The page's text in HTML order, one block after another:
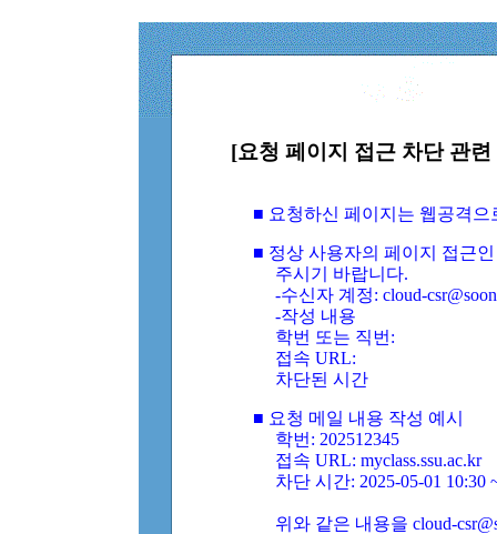
[요청 페이지 접근 차단 관
■ 요청하신 페이지는 웹공격
■ 정상 사용자의 페이지 접근
주시기 바랍니다.
-수신자 계정: cloud-
-작성 내용
학번 또는 직번:
접속 URL:
차단된 시간
■ 요청 메일 내용 작성 예시
학번: 202512345
접속 URL: myclass.ssu.ac.kr
차단 시간: 2025-05-01 10:30
위와 같은 내용을 cloud-